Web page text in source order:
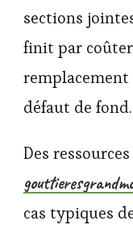
sections
finit par
remplacement
défaut de fond.
Des
cas typiques